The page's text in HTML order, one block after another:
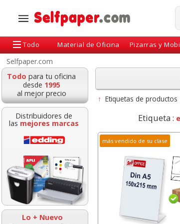
Todo Material de Oficina Pizarras y
Selfpaper.com
Todo para tu oficina
desde 1995
al mejor precio
Distribuidores de
las mejores marcas
Lo + Nuevo
↑Etiquetas de productos
Etiqueta :
más vendido de su clase
Pack 4 carpetas
Dossier con Fastener
Apli, Colores Frost
Notas adhesivas, cubo
76x76 taco de 400
hojas amarillo